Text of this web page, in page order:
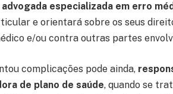
advogada especializada em erro
e orientará sobre os seus
e/ou contra outras partes
complicações pode ainda,
de plano de saúde, quando se